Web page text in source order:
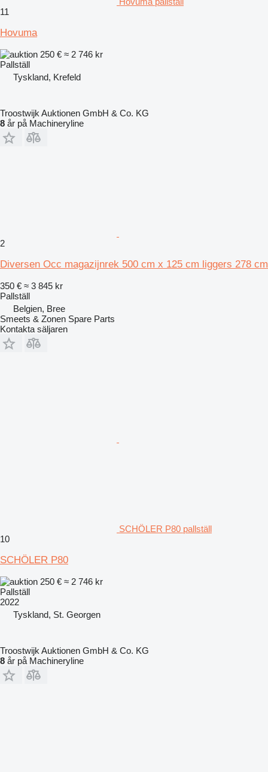
11
Hovuma
250 € ≈ 2 746 kr
Pallställ
Tyskland, Krefeld
Troostwijk Auktionen GmbH & Co. KG
8 år på Machineryline
2
Diversen Occ magazijnrek 500 cm x 125 cm liggers 278 cm
350 € ≈ 3 845 kr
Pallställ
Belgien, Bree
Smeets & Zonen Spare Parts
Kontakta säljaren
SCHÖLER P80 pallställ
10
SCHÖLER P80
250 € ≈ 2 746 kr
Pallställ
2022
Tyskland, St. Georgen
Troostwijk Auktionen GmbH & Co. KG
8 år på Machineryline